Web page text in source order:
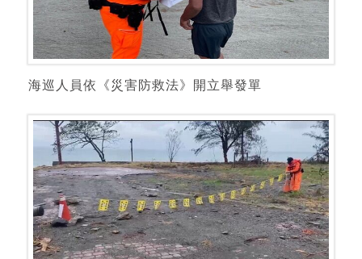
海巡人員依《災害防救法》開立舉發單